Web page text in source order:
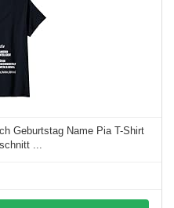
Geburtstag Name Pia T-Shirt
...